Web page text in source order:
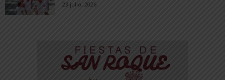
23 julio, 2026